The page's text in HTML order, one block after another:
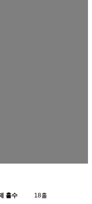
홀수 18홀